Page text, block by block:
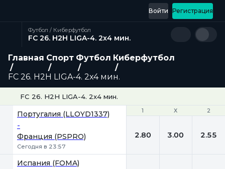
Регистрация
Войти
Футбол / Киберфутбол
FC 26. H2H LIGA-4. 2x4 мин.
Главная Спорт Футбол Киберфутбол
FC 26. H2H LIGA-4. 2x4 мин.
FC 26. H2H LIGA-4. 2x4 мин.
1 Х 2
Португалия (LLOYD1337)
-
Франция (PSPRO)
Сегодня в 23:57
1 Х 2
2.80 3.00 2.55
Испания (FOMA)